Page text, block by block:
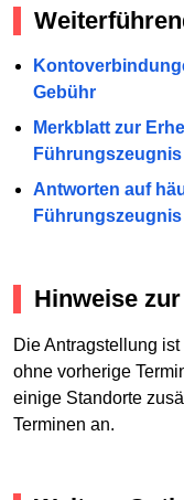
Gebühr
Merkblatt zur
Führungszeugnis
Antworten auf
Führungszeugnis
Hinweise
Die Antragstellung
ohne vorherige
einige Standorte
Terminen an.